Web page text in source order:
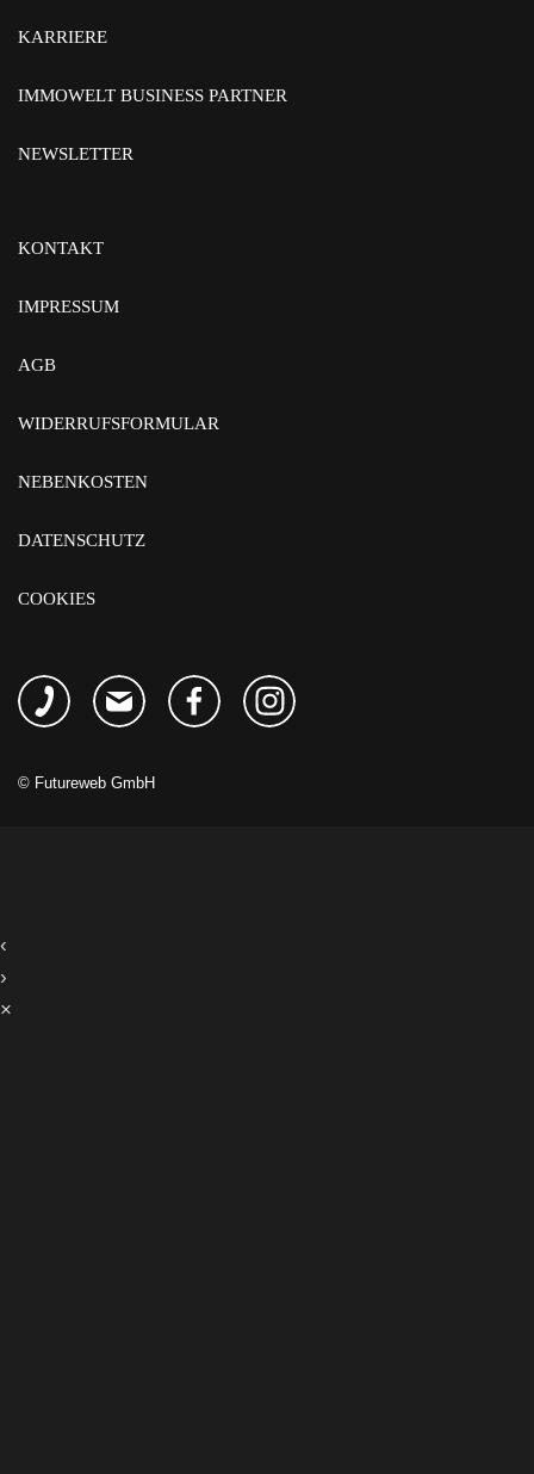
KARRIERE
IMMOWELT BUSINESS PARTNER
NEWSLETTER
KONTAKT
IMPRESSUM
AGB
WIDERRUFSFORMULAR
NEBENKOSTEN
DATENSCHUTZ
COOKIES
© Futureweb GmbH
‹
›
×